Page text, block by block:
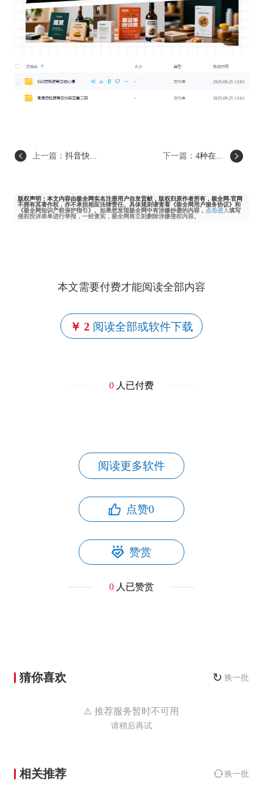
上一篇： 抖音快... 下一篇：4种在...
版权声明：本文内容由极全网实名注册用户自发贡献，版权归原作者所有，极全网-官网
不拥有其著作权，亦不承担相应法律责任。具体规则请查看《极全网用户服务协议》和
《极全网知识产权保护指引》。如果您发现极全网中有涉嫌抄袭的内容， 点击进入填写
侵权投诉表单进行举报，一经查实，极全网将立刻删除涉嫌侵权内容。
本文需要付费才能阅读全部内容
￥ 2 阅读全部或软件下载
0人已付费
阅读更多软件
点赞0
赞赏
0人已赞赏
猜你喜欢 ↻ 换一批
⚠️ 推荐服务暂时不可用
请稍后再试
相关推荐 换一批